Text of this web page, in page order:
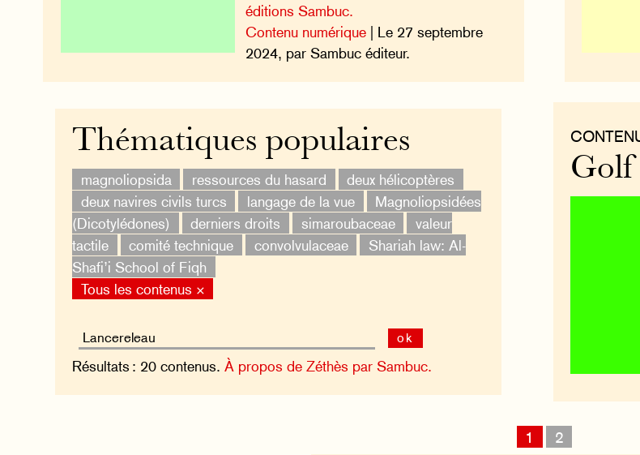
éditions Sambuc.
Contenu numérique | Le 27 septembre
2024, par Sambuc éditeur.
Golf
Thématiques populaires
magnoliopsida ressources du hasard
deux hélicoptères
deux navires civils turcs
langage de la vue
Magnoliopsidées
(Dicotylédones)
derniers droits simaroubaceae
valeur
tactile
comité technique convolvulaceae
Shariah law: Al-
Shafi’i School of Fiqh
Tous les contenus ×
ok
Résultats : 20 contenus. À propos de Zéthès par Sambuc.
1 2